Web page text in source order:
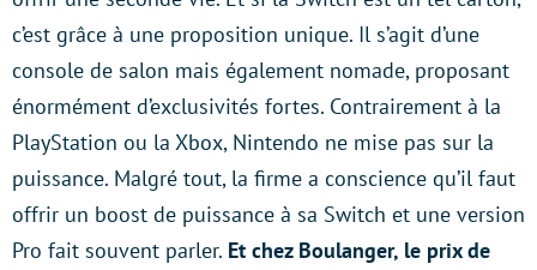
c’est grâce à une proposition unique. Il s’agit d’une
console de salon mais également nomade, proposant
énormément d’exclusivités fortes. Contrairement à la
PlayStation ou la Xbox, Nintendo ne mise pas sur la
puissance. Malgré tout, la firme a conscience qu’il faut
offrir un boost de puissance à sa Switch et une version
Pro fait souvent parler. Et chez Boulanger, le prix de